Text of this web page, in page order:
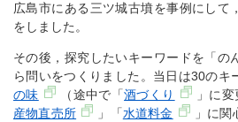
広島市にある三ツ城古墳を事例にして
をしました。
その後，探究したいキーワードを「の
ら問いをつくりました。当日は30のキ
の味
（途中で「酒づくり 」に
産物直売所
」「水道料金
」に